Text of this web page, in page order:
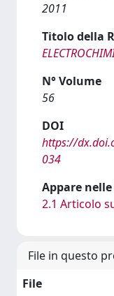
2011
Titolo della
N° Volume
56
DOI
https://
034
Appare
2.1 Articolo
File in questo
File